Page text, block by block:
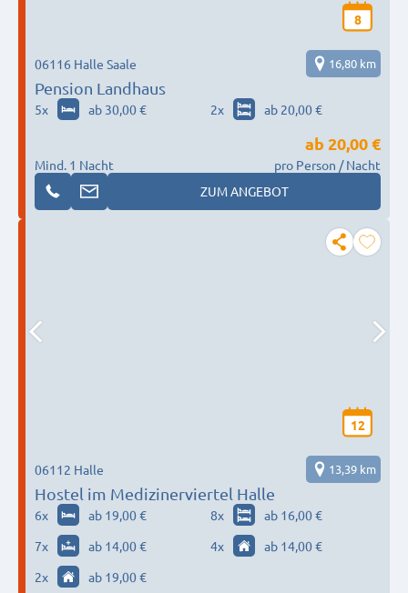
8
Pension Landhaus
06116 Halle Saale 16,80 km
5x ab 30,00 € 2x ab 20,00 €
Mind. 1 Nacht
ab 20,00 €
pro Person / Nacht
ZUM ANGEBOT
12
Hostel im Medizinerviertel Halle
06112 Halle 13,39 km
6x ab 19,00 € 8x
ab 16,00 €
7x ab 14,00 € 4x
ab 14,00 €
2x ab 19,00 €